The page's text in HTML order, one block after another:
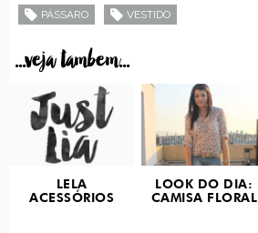
PÁSSARO VESTIDO
...veja tambem...
LELA
ACESSÓRIOS
LOOK DO DIA:
CAMISA FLORAL